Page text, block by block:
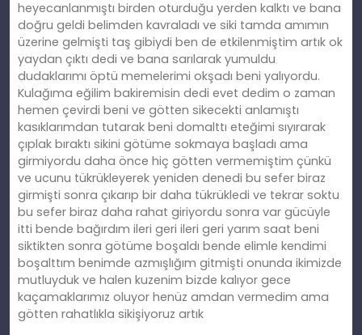
heyecanlanmıştı birden oturduğu yerden kalktı ve bana
doğru geldi belimden kavraladı ve siki tamda amımın
üzerine gelmişti taş gibiydi ben de etkilenmiştim artık ok
yaydan çıktı dedi ve bana sarılarak yumuldu
dudaklarımı öptü memelerimi okşadı beni yalıyordu.
Kulağıma eğilim bakiremisin dedi evet dedim o zaman
hemen çevirdi beni ve götten sikecekti anlamıştı
kasıklarımdan tutarak beni domalttı eteğimi sıyırarak
çıplak bıraktı sikini götüme sokmaya başladı ama
girmiyordu daha önce hiç götten vermemiştim çünkü
ve ucunu tükrükleyerek yeniden denedi bu sefer biraz
girmişti sonra çıkarıp bir daha tükrükledi ve tekrar soktu
bu sefer biraz daha rahat giriyordu sonra var gücüyle
itti bende bağırdım ileri geri ileri geri yarım saat beni
siktikten sonra götüme boşaldı bende elimle kendimi
boşalttım benimde azmışlığım gitmişti onunda ikimizde
mutluyduk ve halen kuzenim bizde kalıyor gece
kaçamaklarımız oluyor henüz amdan vermedim ama
götten rahatlıkla sikişiyoruz artık